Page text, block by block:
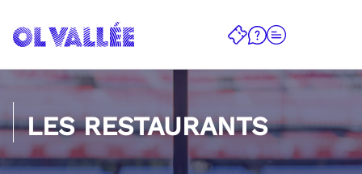
LES RESTAURANTS